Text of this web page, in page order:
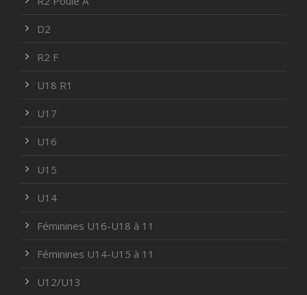
D2
R2 F
U18 R1
U17
U16
U15
U14
Féminines U16-U18 à 11
Féminines U14-U15 à 11
U12/U13